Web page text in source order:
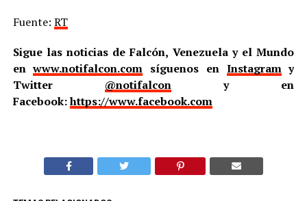
Fuente: RT
Sigue las noticias de Falcón, Venezuela y el Mundo
enwww.notifalcon.com síguenos en Instagramy
Twitter @notifalcony en
Facebook:https://www.facebook.com